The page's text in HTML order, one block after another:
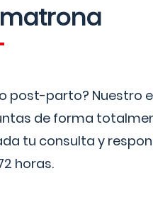
post-parto? Nuestro
de forma
tu consulta y
horas.